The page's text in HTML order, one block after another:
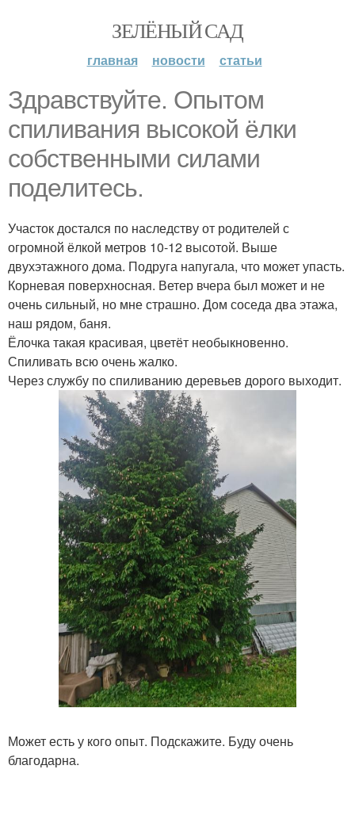
ЗЕЛЁНЫЙ САД
главная новости статьи
Здравствуйте. Опытом
спиливания высокой ёлки
собственными силами
поделитесь.
Участок достался по наследству от родителей с
огромной ёлкой метров 10-12 высотой. Выше
двухэтажного дома. Подруга напугала, что может упасть.
Корневая поверхносная. Ветер вчера был может и не
очень сильный, но мне страшно. Дом соседа два этажа,
наш рядом, баня.
Ёлочка такая красивая, цветёт необыкновенно.
Спиливать всю очень жалко.
Через службу по спиливанию деревьев дорого выходит.
Может есть у кого опыт. Подскажите. Буду очень
благодарна.